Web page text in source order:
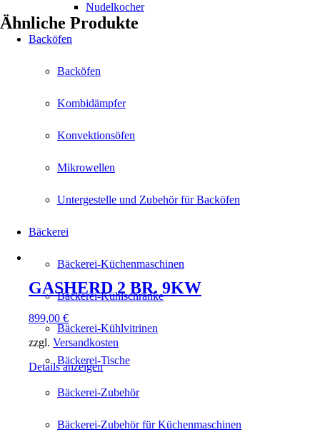
Nudelkocher
Backöfen
Backöfen
Kombidämpfer
Konvektionsöfen
Mikrowellen
Untergestelle und Zubehör für Backöfen
Bäckerei
Bäckerei-Küchenmaschinen
Bäckerei-Kühlschränke
Bäckerei-Kühlvitrinen
Bäckerei-Tische
Bäckerei-Zubehör
Bäckerei-Zubehör für Küchenmaschinen
Ähnliche Produkte
GASHERD 2 BR. 9KW
899,00 €
zzgl. Versandkosten
Details anzeigen